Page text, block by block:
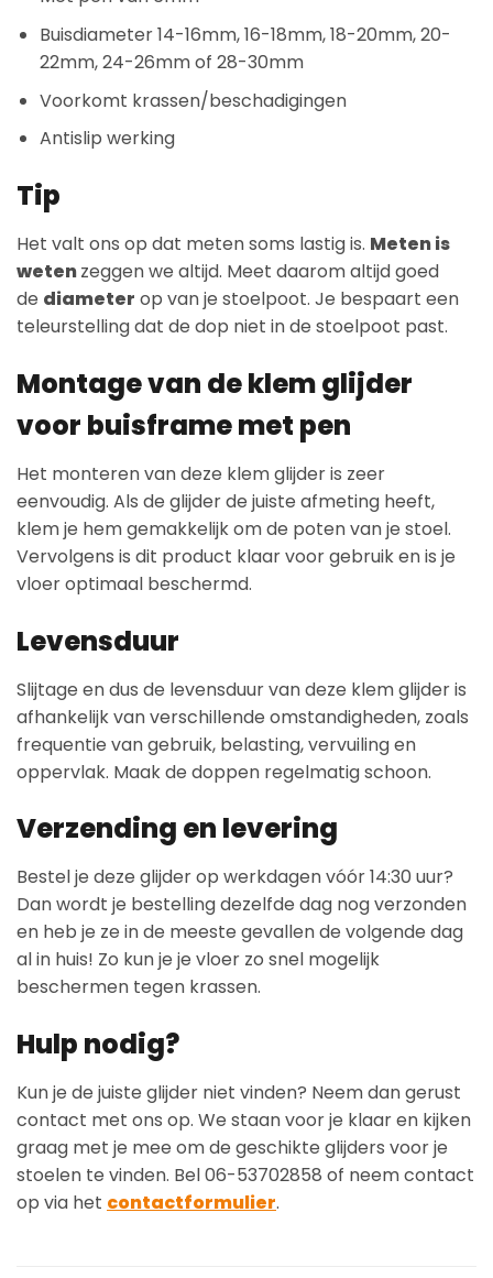
Buisdiameter 14-16mm, 16-18mm, 18-20mm, 20-
22mm, 24-26mm of 28-30mm
Voorkomt krassen/beschadigingen
Antislip werking
Tip
Het valt ons op dat meten soms lastig is. Meten is
wetenzeggen we altijd. Meet daarom altijd goed
de diameter op van je stoelpoot. Je bespaart een
teleurstelling dat de dop niet in de stoelpoot past.
Montage van de klem glijder
voor buisframe met pen
Het monteren van deze klem glijder is zeer
eenvoudig. Als de glijder de juiste afmeting heeft,
klem je hem gemakkelijk om de poten van je stoel.
Vervolgens is dit product klaar voor gebruik en is je
vloer optimaal beschermd.
Levensduur
Slijtage en dus de levensduur van deze klem glijder is
afhankelijk van verschillende omstandigheden, zoals
frequentie van gebruik, belasting, vervuiling en
oppervlak. Maak de doppen regelmatig schoon.
Verzending en levering
Bestel je deze glijder op werkdagen vóór 14:30 uur?
Dan wordt je bestelling dezelfde dag nog verzonden
en heb je ze in de meeste gevallen de volgende dag
al in huis! Zo kun je je vloer zo snel mogelijk
beschermen tegen krassen.
Hulp nodig?
Kun je de juiste glijder niet vinden? Neem dan gerust
contact met ons op. We staan voor je klaar en kijken
graag met je mee om de geschikte glijders voor je
stoelen te vinden. Bel 06-53702858 of neem contact
op via het contactformulier.